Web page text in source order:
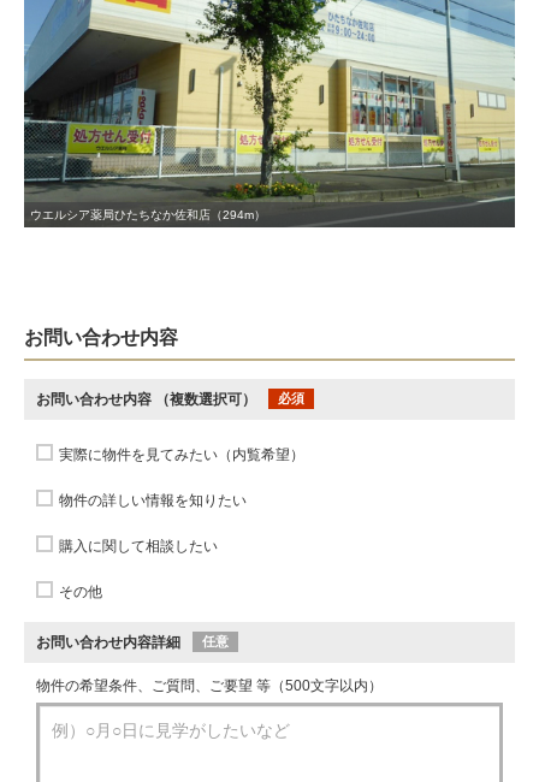
ウエルシア薬局ひたちなか佐和店（294m）
お問い合わせ内容
お問い合わせ内容 （複数選択可） 必須
実際に物件を見てみたい（内覧希望）
物件の詳しい情報を知りたい
購入に関して相談したい
その他
お問い合わせ内容詳細 任意
物件の希望条件、ご質問、ご要望 等（500文字以内）